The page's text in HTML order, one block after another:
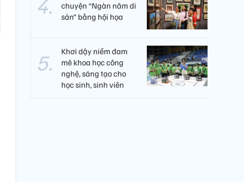
chuyện “Ngàn năm di
sản” bằng hội họa
Khơi dậy niềm đam
mê khoa học công
nghệ, sáng tạo cho
học sinh, sinh viên